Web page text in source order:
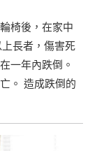
椅後，在家中
長者，傷害死
一年內跌倒。
。 造成跌倒的